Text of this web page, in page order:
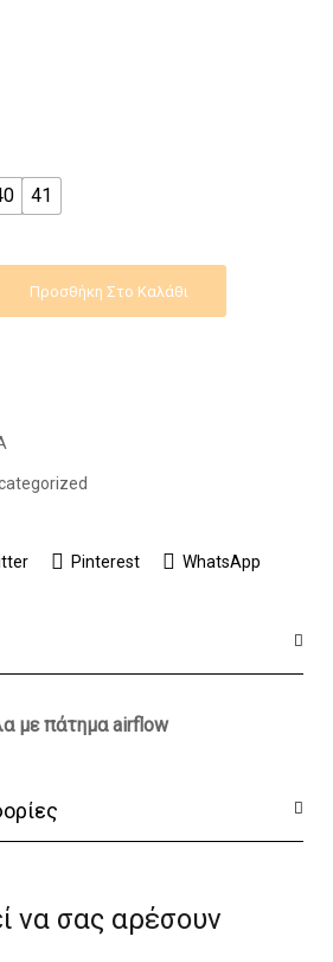
41
Προσθήκη Στο Καλάθι
Pinterest WhatsApp
με πάτημα airflow
να σας αρέσουν